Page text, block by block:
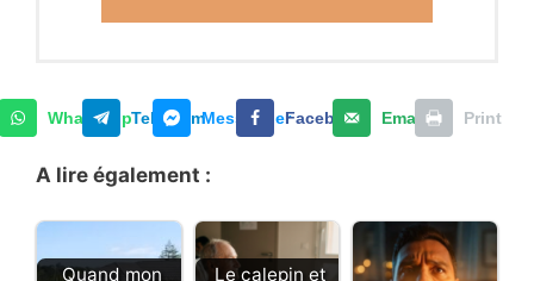
WhatsAppTelegramMessengerFacebook Email Print
A lire également :
Quand mon
Le calepin et